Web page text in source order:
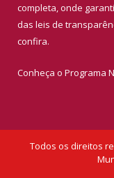
completa, onde
das leis de
confira.
Conheça o Programa
Todos os direitos